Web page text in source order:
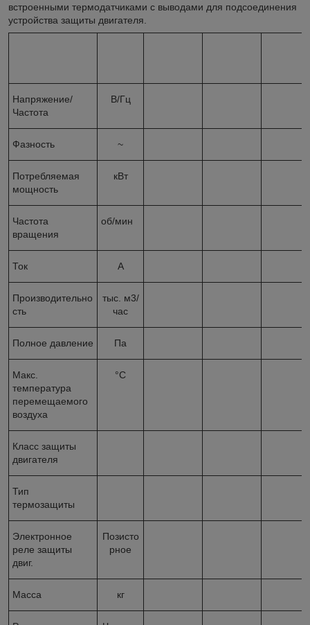
встроенными термодатчиками с выводами для подсоединения
устройства защиты двигателя.
Напряжение/
Частота
В/Гц
Фазность ~
Потребляемая
мощность
кВт
Частота
вращения
об/мин
Ток А
Производительно
сть
тыс. м3/
час
Полное давление Па
Макс.
температура
перемещаемого
воздуха
°C
Класс защиты
двигателя
Тип
термозащиты
Электронное
реле защиты
двиг.
Позисто
рное
Масса кг